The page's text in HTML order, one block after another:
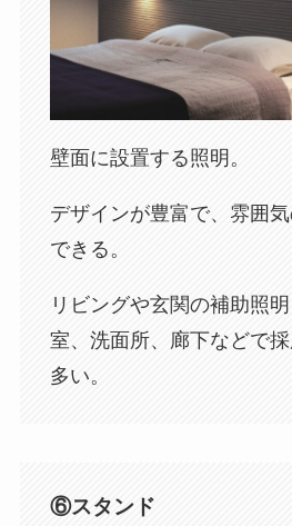
壁面に設置する照明。
デザインが豊富で、雰囲
できる。
リビングや玄関の補助照
室、洗面所、廊下などで
多い。
⑥スタンド